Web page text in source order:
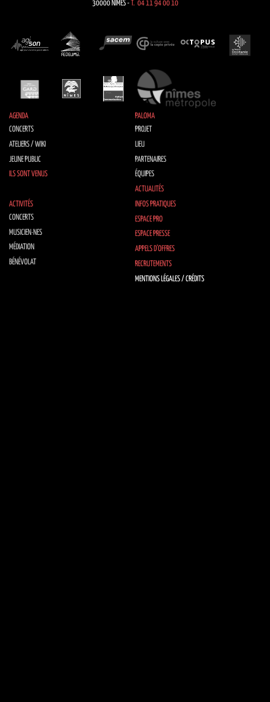
30000 NÎMES - T. 04 11 94 00 10
AGENDA
CONCERTS
ATELIERS / WIKI
JEUNE PUBLIC
ILS SONT VENUS
PALOMA
PROJET
LIEU
PARTENAIRES
ÉQUIPES
ACTUALITÉS
ACTIVITÉS
CONCERTS
MUSICIEN·NES
MÉDIATION
BÉNÉVOLAT
INFOS PRATIQUES
ESPACE PRO
ESPACE PRESSE
APPELS D’OFFRES
RECRUTEMENTS
MENTIONS LÉGALES / CRÉDITS